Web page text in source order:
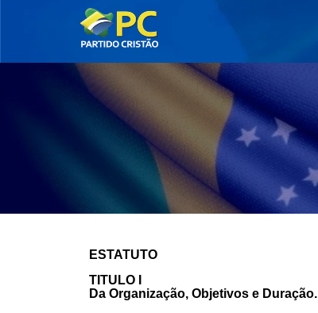
ESTATUTO
TITULO I
Da Organização, Objetivos e Duração.